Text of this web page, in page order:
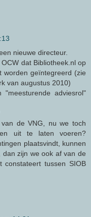
nieuwe directeur.
dat Bibliotheek.nl op
geïntegreerd (zie
van augustus 2010)
adviesrol"
de VNG, nu we toch
uit te laten voeren?
plaatsvindt, kunnen
zijn we ook af van de
constateert tussen SIOB